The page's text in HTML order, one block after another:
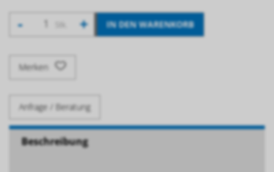
- + IN DEN WARENKORB
Merken
Anfrage / Beratung
Beschreibung